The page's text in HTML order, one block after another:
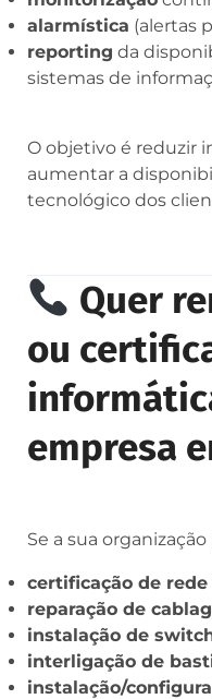
alarmística (alertas
reporting da
sistemas de
O objetivo é reduzir
aumentar a
tecnológico dos
Quer
ou
empresa
Se a sua
certificação de rede
reparação de
instalação de
interligação de
instalação/